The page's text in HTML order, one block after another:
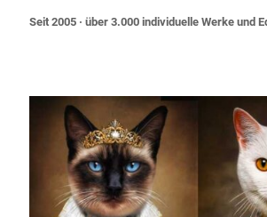
Seit 2005 · über 3.000 individuelle Werke und